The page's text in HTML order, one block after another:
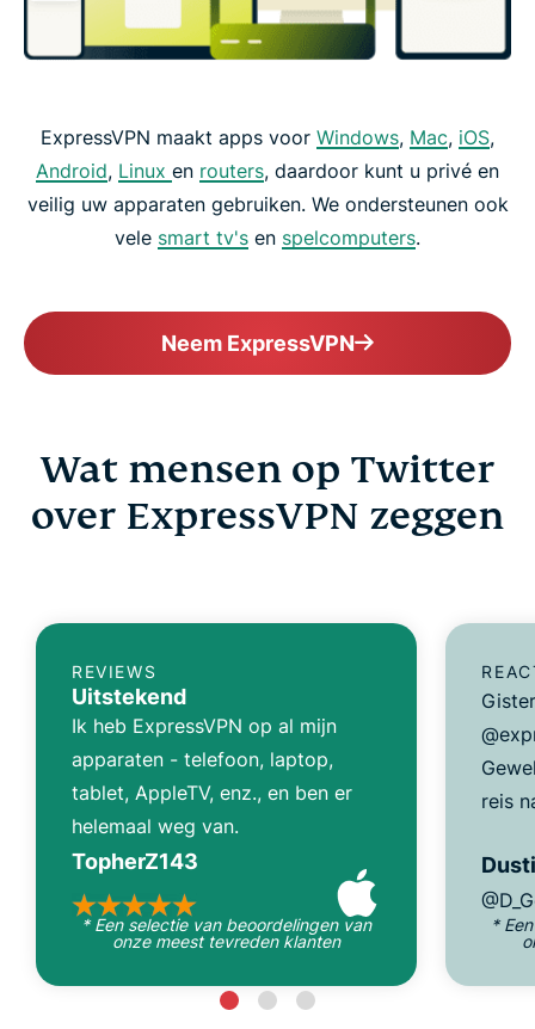
ExpressVPN maakt apps voor Windows, Mac, iOS,
Android, Linux en routers, daardoor kunt u privé en
veilig uw apparaten gebruiken. We ondersteunen ook
vele smart tv's en spelcomputers.
Neem ExpressVPN
Wat mensen op Twitter
over ExpressVPN zeggen
REVIEWS
Uitstekend
Ik heb ExpressVPN op al mijn
apparaten - telefoon, laptop,
tablet, AppleTV, enz., en ben er
helemaal weg van.
TopherZ143
* Een selectie van beoordelingen van
onze meest tevreden klanten
reis
*